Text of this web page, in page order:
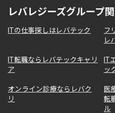
レバレジーズグループ
ITの仕事探しはレバテック
フ
レ
IT転職ならレバテックキャリ
ア
IT
ッ
オンライン診療ならレバク
リ
医
転
ル